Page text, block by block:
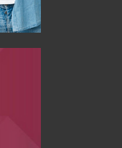
JUL 31, 2026